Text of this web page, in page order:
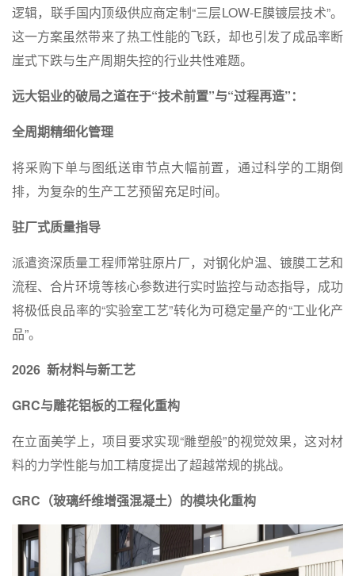
逻辑，联手国内顶级供应商定制“三层LOW-E膜镀层技术”。
这一方案虽然带来了热工性能的飞跃，却也引发了成品率断
崖式下跌与生产周期失控的行业共性难题。
远大铝业的破局之道在于“技术前置”与“过程再造”：
全周期精细化管理
将采购下单与图纸送审节点大幅前置，通过科学的工期倒
排，为复杂的生产工艺预留充足时间。
驻厂式质量指导
派遣资深质量工程师常驻原片厂，对钢化炉温、镀膜工艺和
流程、合片环境等核心参数进行实时监控与动态指导，成功
将极低良品率的“实验室工艺”转化为可稳定量产的“工业化产
品”。
2026 新材料与新工艺
GRC与雕花铝板的工程化重构
在立面美学上，项目要求实现“雕塑般”的视觉效果，这对材
料的力学性能与加工精度提出了超越常规的挑战。
GRC（玻璃纤维增强混凝土） 的模块化重构